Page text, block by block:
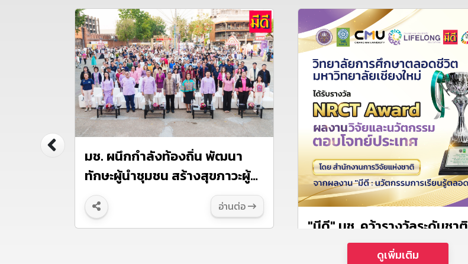
มช. ผนึกกำลังท้องถิ่น พัฒนา
ทักษะผู้นำชุมชน สร้างสุขภาวะผู้
สูงวัยอย่างยั่งยืน พร้อมมอบ
รางวัลเชิดชูเกียรติ 14 ตำบล
ต้นแบบ พัฒนาผู้สูงวัย
อ่านต่อ
"มีดี" มช. คว้ารางวัลระดับชาติ
"NRCT Award"ดูเพิ่มเติม